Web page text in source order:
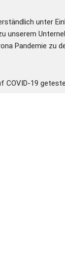
unter
unserem
Pandemie zu
COVID-19